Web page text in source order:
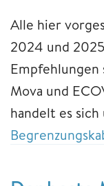
Alle hier
2024 und
Empfehlungen
Mova und
handelt es sich